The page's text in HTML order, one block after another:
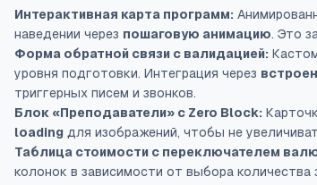
Интерактивная карта программ:
наведении через пошаговую анимацию. Это
Форма обратной связи с валидацией:
уровня подготовки. Интеграция через
триггерных писем и звонков.
Блок «Преподаватели» с Zero Block:
loading для изображений, чтобы не
Таблица стоимости с переключателем
колонок в зависимости от выбора количества